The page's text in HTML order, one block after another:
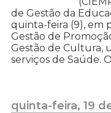
de Gestão da
quinta-feira (9), em
Gestão de
Gestão de Cultura,
serviços de Saúde.
quinta-feira, 19